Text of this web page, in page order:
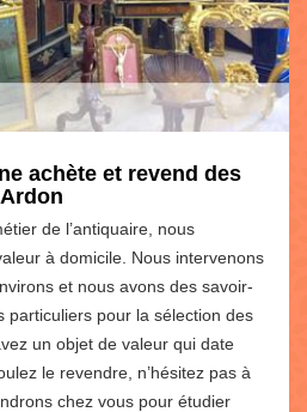
achète et revend des
de l’antiquaire, nous
à domicile. Nous intervenons
et nous avons des savoir-
particuliers pour la sélection des
un objet de valeur qui date
le revendre, n’hésitez pas à
chez vous pour étudier